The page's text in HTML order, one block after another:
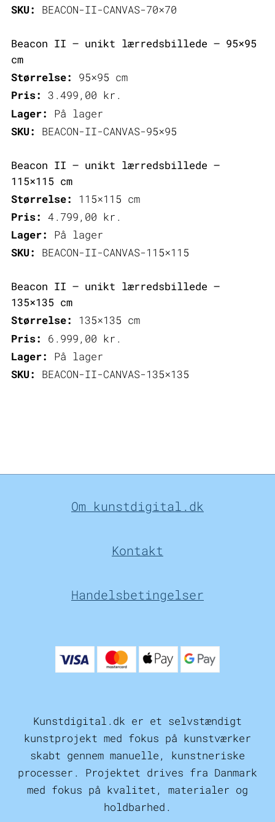
SKU:
BEACON-II-CANVAS-70×70
Beacon II – unikt lærredsbillede – 95×95
cm
Størrelse:
95×95 cm
Pris:
3.499,00 kr.
Lager:
På lager
SKU:
BEACON-II-CANVAS-95×95
Beacon II – unikt lærredsbillede –
115×115 cm
Størrelse:
115×115 cm
Pris: 4.799,00 kr.
Lager:
På lager
SKU:
BEACON-II-CANVAS-115×115
Beacon II – unikt lærredsbillede –
135×135 cm
Størrelse:
135×135 cm
Pris:
6.999,00 kr.
Lager:
På lager
SKU:
BEACON-II-CANVAS-135×135
Om kunstdigital.dk
Kontakt
Handelsbetingelser
Kunstdigital.dk er et selvstændigt
kunstprojekt med fokus på kunstværker
skabt gennem manuelle, kunstneriske
processer. Projektet drives fra Danmark
med fokus på kvalitet, materialer og
holdbarhed.